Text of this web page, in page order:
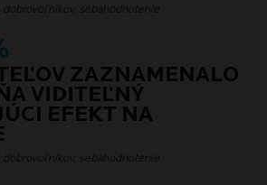
sebahodnotenie.
ZAZNAMENALO
VIDITEĽNÝ
EFEKT NA
sebahodnotenie